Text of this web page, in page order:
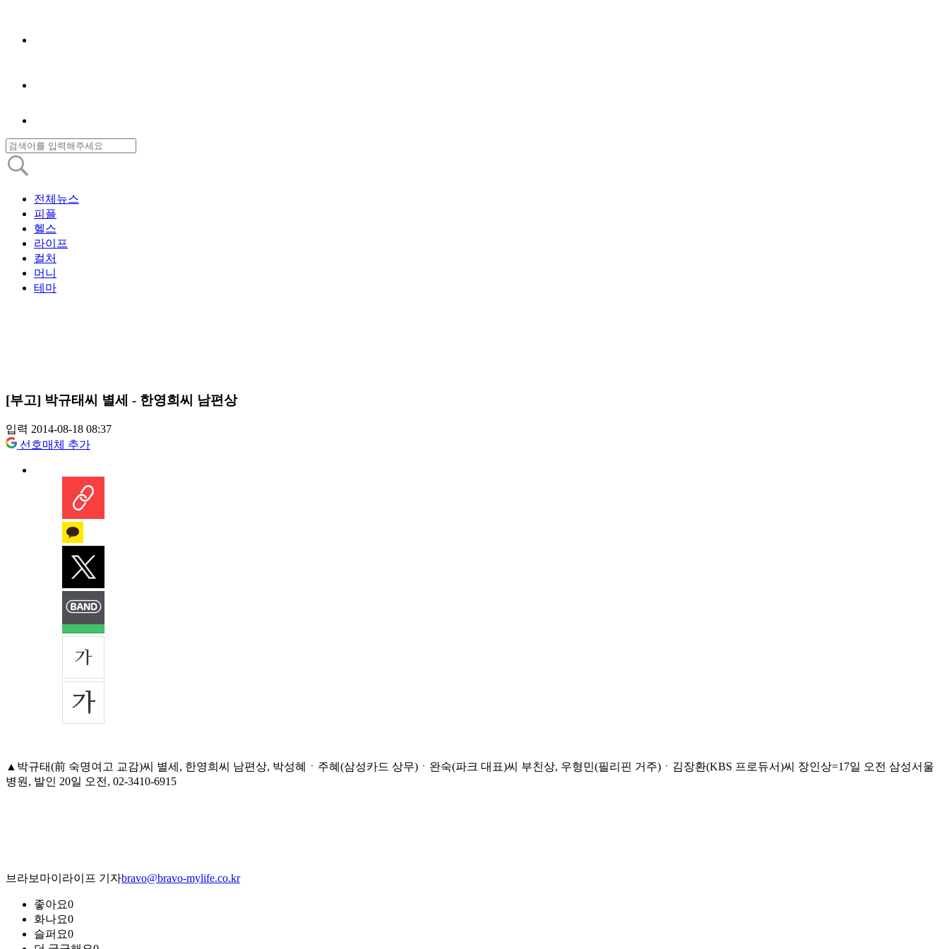
전체뉴스
피플
헬스
라이프
컬처
머니
테마
[부고] 박규태씨 별세 - 한영희씨 남편상
입력 2014-08-18 08:37
선호매체 추가
▲박규태(前 숙명여고 교감)씨 별세, 한영희씨 남편상, 박성혜ㆍ주혜(삼성카드 상무)ㆍ완숙(파크 대표)씨 부친상, 우형민(필리핀 거주)ㆍ김장환(KBS 프로듀서)씨 장인상=17일 오전 삼성서울
병원, 발인 20일 오전, 02-3410-6915
브라보마이라이프 기자bravo@bravo-mylife.co.kr
좋아요0
화나요0
슬퍼요0